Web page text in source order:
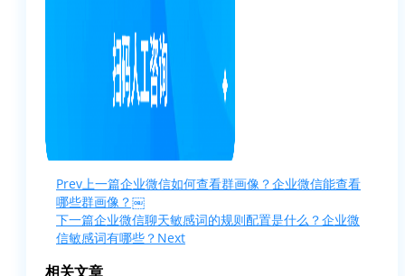
Prev上一篇企业微信如何查看群画像？企业微信能查看
哪些群画像？￼
下一篇企业微信聊天敏感词的规则配置是什么？企业微
信敏感词有哪些？ Next
相关文章